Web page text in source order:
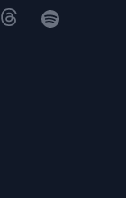
ThreadsSpotify